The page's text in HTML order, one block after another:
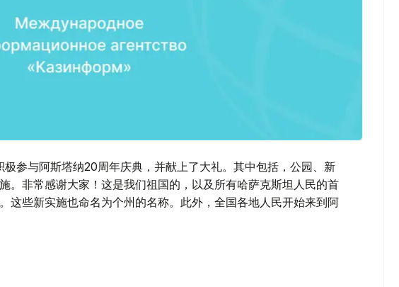
参与阿斯塔纳20周年庆典，并献上了大礼。其中包括，公园、新
。非常感谢大家！这是我们祖国的，以及所有哈萨克斯坦人民的首
这些新实施也命名为个州的名称。此外，全国各地人民开始来到阿